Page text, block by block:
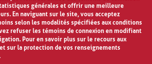
générales et offrir une meilleure
En naviguant sur le site, vous acceptez
selon les modalités spécifiées aux conditions
refuser les témoins de connexion en modifiant
Pour en savoir plus sur le recours aux
sur la protection de vos renseignements